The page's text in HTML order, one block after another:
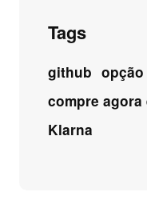
Tags
github opção
compre
Klarna